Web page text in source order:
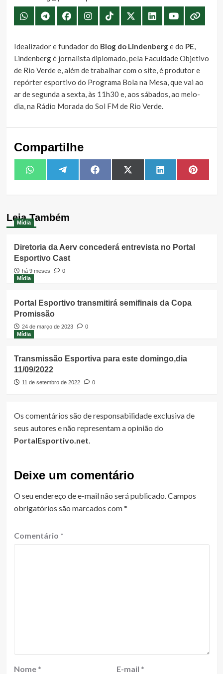
Idealizador e fundador do Blog do Lindenberge do PE,
Lindenberg é jornalista diplomado, pela Faculdade Objetivo
de Rio Verde e, além de trabalhar com o site, é produtor e
repórter esportivo do Programa Bola na Mesa, que vai ao
ar de segunda a sexta, às 11h30 e, aos sábados, ao meio-
dia, na Rádio Morada do Sol FM de Rio Verde.
Compartilhe
Share
on
WhatsAppShare
on
TelegramShare
on
FacebookShare
on
X
(Twitter)
Share
on
LinkedIn Share
on
Leia Também
Mídia
Diretoria da Aerv concederá entrevista no Portal
Esportivo Cast
há 9 meses
0
Mídia
Portal Esportivo transmitirá semifinais da Copa
Promissão
24 de março de 2023
0
Mídia
Transmissão Esportiva para este domingo,dia
11/09/2022
11 de setembro de 2022 0
Os comentários são de responsabilidade exclusiva de
seus autores e não representam a opinião do
PortalEsportivo.net.
Deixe um comentário
O seu endereço de e-mail não será publicado.Campos
obrigatórios são marcados com*
Comentário *
Nome * E-mail *